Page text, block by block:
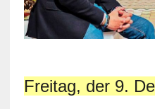
Freitag, der 9.